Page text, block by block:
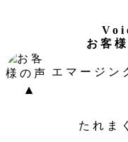
お客
エマージン
たれま